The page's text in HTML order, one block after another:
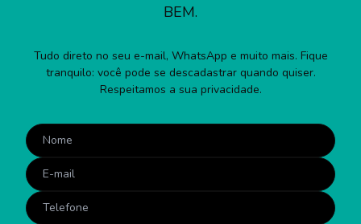
BEM.
Tudo direto no seu e-mail, WhatsApp e muito mais. Fique
tranquilo: você pode se descadastrar quando quiser.
Respeitamos a sua privacidade.